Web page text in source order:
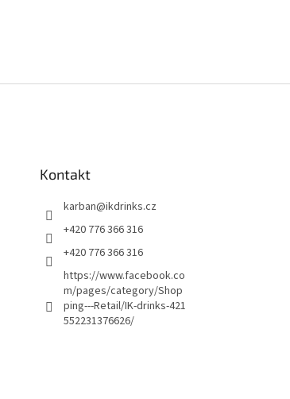
Kontakt
karban@ikdrinks.cz
+420 776 366 316
+420 776 366 316
https://www.facebook.co
m/pages/category/Shop
ping---Retail/IK-drinks-421
552231376626/